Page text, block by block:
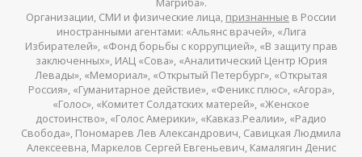
Организации, СМИ и физические лица, признанные в России
иностранными агентами: «Альянс врачей», «Лига
Избирателей», «Фонд борьбы с коррупцией», «В защиту прав
заключенных», ИАЦ «Сова», «Аналитический Центр Юрия
Левады», «Мемориал», «Открытый Петербург», «Открытая
Россия», «Гуманитарное действие», «Феникс плюс», «Агора»,
«Голос», «Комитет Солдатских матерей», «Женское
достоинство», «Голос Америки», «Кавказ.Реалии», «Радио
Свобода», Пономарев Лев Александрович, Савицкая Людмила
Алексеевна, Маркелов Сергей Евгеньевич, Камалягин Денис